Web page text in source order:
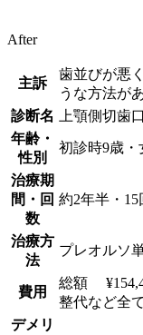
After
主訴
歯並びが悪
うな方法が
診断名
上顎側切歯
年齢・
性別
初診時9歳・
治療期
間・回
数
約2年半・15
治療方
法
プレオルソ
費用
総額
整代など全
デメリ